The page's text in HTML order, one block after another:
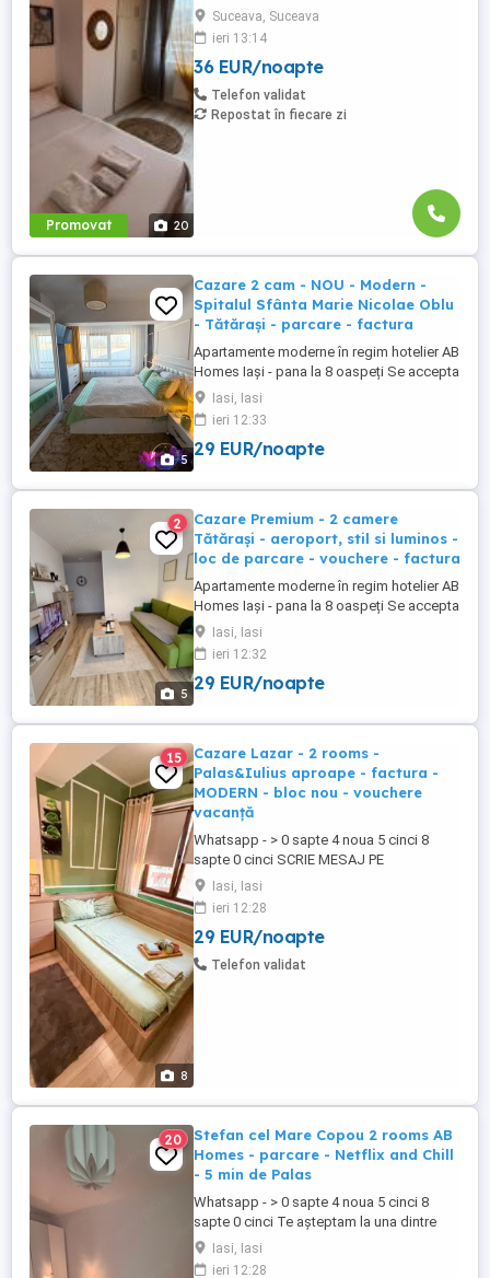
Promovat 20
variata de apartamente si garsoniere
situate in puncte cheie ale orasului
Suceava: Bulevardul George Enescu. In
centrul Orasului pe Esplanada langa
McDonald's. Bulevardul 1 Mai Obcini
Zamca Burdujeni Ipotesti Pentru ...
Suceava, Suceava
ieri 13:14
36 EUR/noapte
Telefon validat
Repostat în fiecare zi
5
Cazare 2 cam - NOU - Modern -
Spitalul Sfânta Marie Nicolae Oblu
- Tătărași - parcare - factura
Apartamente moderne în regim hotelier AB
Homes Iași - pana la 8 oaspeți Se accepta
plata cu vochere de vacanță - se oferă
factura whatsapp: zero șapte patru noua
cinci cinci opt șapte zero cinci Descoperă
confortul de acasă în apartamentele AB
zone din Iași Palas, ...
Iasi, Iasi
ieri 12:33
29 EUR/noapte
5
2
Cazare Premium - 2 camere
Tătărași - aeroport, stil si luminos -
loc de parcare - vouchere - factura
Apartamente moderne în regim hotelier AB
Homes Iași - pana la 8 oaspeți Se accepta
plata cu vochere de vacanță - se oferă
factura whatsapp: #zero #sapte #patru
#noua #cinci #cinci #opt #șapte #zero
#cinci Descoperă confortul de acasă în
cele mai căutate zone din ...
Iasi, Iasi
ieri 12:32
29 EUR/noapte
8
15
Cazare Lazar - 2 rooms -
Palas&Iulius aproape - factura -
MODERN - bloc nou - vouchere
vacanță
Whatsapp - > 0 sapte 4 noua 5 cinci 8
sapte 0 cinci SCRIE MESAJ PE
WHATSAPP! Te așteptam la una dintre
locațiile noastre CENTRALE dotate și
pregătite spre a te găzdui pe tine sau pe
amicii tai. Prețuri începând de la 140 de lei
noapte, în funcție de locație, numărul de
Iasi, Iasi
ieri 12:28
29 EUR/noapte
Telefon validat
20
Stefan cel Mare Copou 2 rooms AB
Homes - parcare - Netflix and Chill
- 5 min de Palas
Whatsapp - > 0 sapte 4 noua 5 cinci 8
sapte 0 cinci Te așteptam la una dintre
locațiile noastre dotate și pregătite spre a
te găzdui pe tine sau pe amicii tai. Prețuri
Iasi, Iasi
ieri 12:28